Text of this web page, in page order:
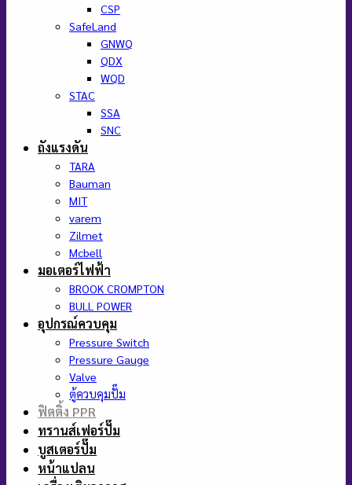
CSP
SafeLand
GNWQ
QDX
WQD
STAC
SSA
SNC
ถังแรงดัน
TARA
Bauman
MIT
varem
Zilmet
Mcbell
มอเตอร์ไฟฟ้า
BROOK CROMPTON
BULL POWER
อุปกรณ์ควบคุม
Pressure Switch
Pressure Gauge
Valve
ตู้ควบคุมปั๊ม
ฟิตติ้ง PPR
ทรานส์เฟอร์ปั๊ม
บูสเตอร์ปั๊ม
หน้าแปลน